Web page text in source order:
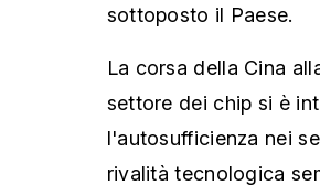
sottoposto il Paese.
La corsa della Cina
settore dei chip si è
l'autosufficienza nei
rivalità tecnologica